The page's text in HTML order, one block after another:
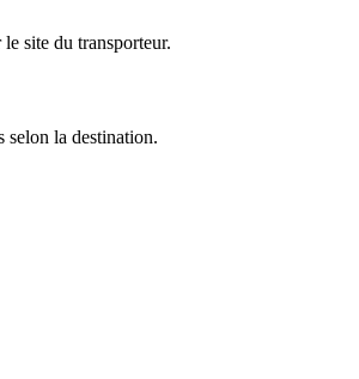
site du transporteur.
selon la destination.